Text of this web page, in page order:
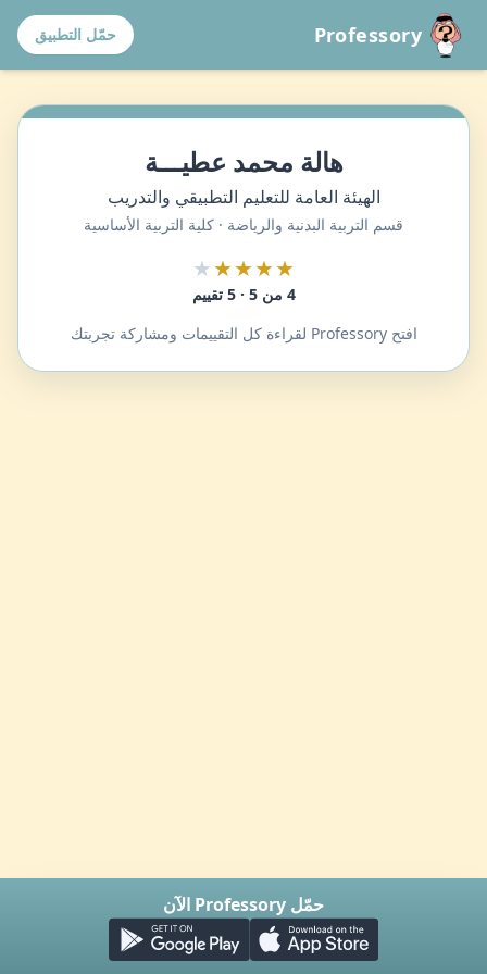
Professory حمّل التطبيق
هالة محمد عطيـــة
الهيئة العامة للتعليم التطبيقي والتدريب
قسم التربية البدنية والرياضة · كلية التربية الأساسية
★★★★
★
4 من 5 · 5 تقييم
افتح Professory لقراءة كل التقييمات ومشاركة تجربتك
حمّل Professory الآن